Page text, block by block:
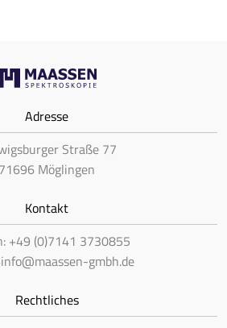
Adresse
Straße 77
71696 Möglingen
Kontakt
+49 (0)7141 3730855
gmbh.de
Rechtliches